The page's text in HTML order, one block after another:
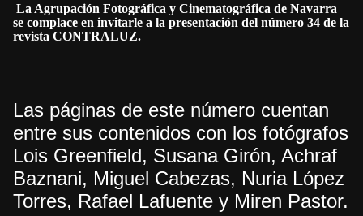
La Agrupación Fotográfica y Cinematográfica de Navarra
se complace en invitarle a la presentación del número 34 de la
revista CONTRALUZ.
Las páginas de este número cuentan
entre sus contenidos con los fotógrafos
Lois Greenfield, Susana Girón, Achraf
Baznani, Miguel Cabezas, Nuria López
Torres, Rafael Lafuente y Miren Pastor.